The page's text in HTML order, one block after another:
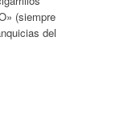
(siempre
del